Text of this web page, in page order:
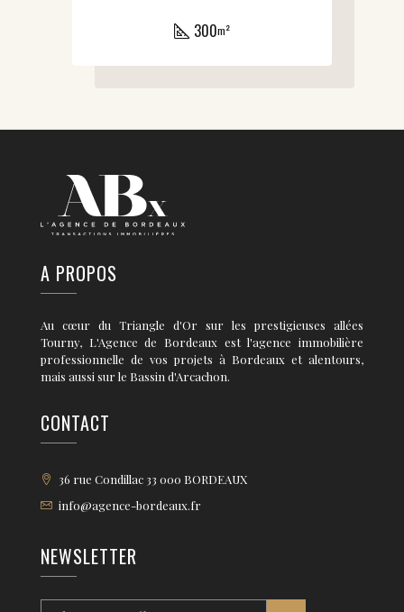
300m²
A PROPOS
Au cœur du Triangle d'Or sur les prestigieuses allées
Tourny, L'Agence de Bordeaux est l'agence immobilière
professionnelle de vos projets à Bordeaux et alentours,
mais aussi sur le Bassin d'Arcachon.
CONTACT
36 rue Condillac 33 000 BORDEAUX
info@agence-bordeaux.fr
NEWSLETTER